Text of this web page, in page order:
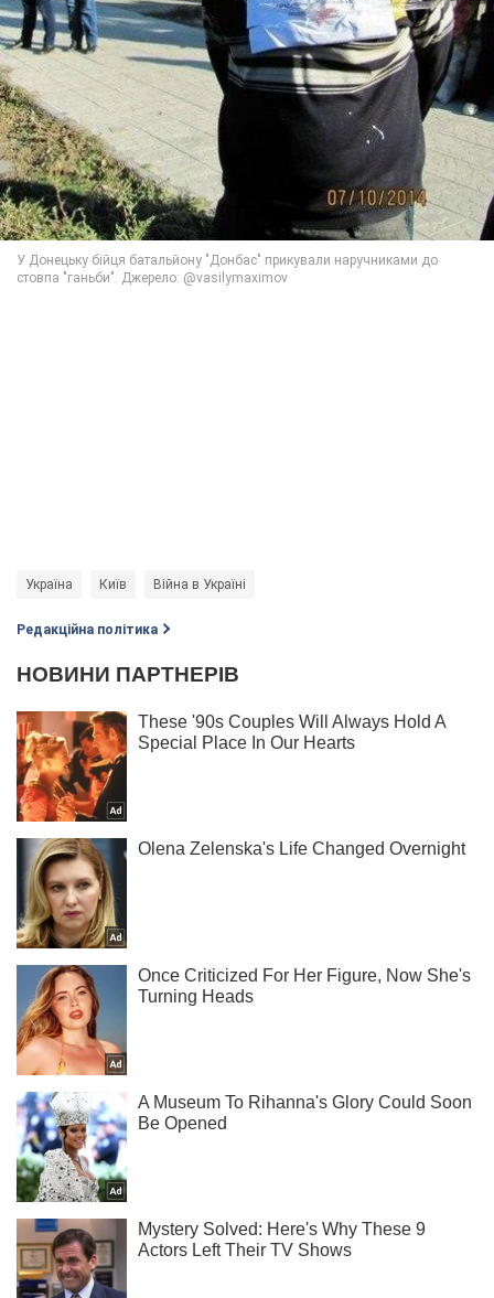
Україна Київ Війна в Україні
Редакційна політика